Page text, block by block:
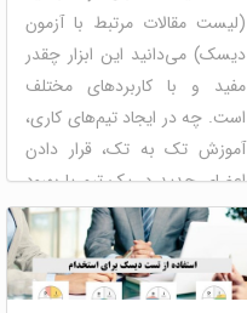
(لیست مقالات مرتبط با آزمون
دیسک) می‌دانید این ابزار چقدر
مفید و با کاربردهای مختلف
است. چه در ایجاد تیم‌های کاری،
آموزش تک به تک، قرار دادن
اعضای جدید در یک تیم یا بهبود
ارتباطات و فرهنگ کاری همگی